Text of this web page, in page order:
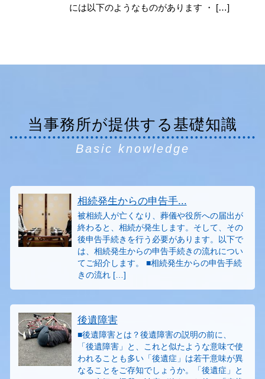
には以下のようなものがあります ・ […]
当事務所が提供する基礎知識
Basic knowledge
相続発生からの申告手...
被相続人が亡くなり、葬儀や役所への届出が
終わると、相続が発生します。そして、その
後申告手続きを行う必要があります。以下で
は、相続発生からの申告手続きの流れについ
てご紹介します。 ■相続発生からの申告手続
きの流れ […]
後遺障害
■後遺障害とは？後遺障害の説明の前に、
「後遺障害」と、これと似たような意味で使
われることも多い「後遺症」は若干意味が異
なることをご存知でしょうか。「後遺症」と